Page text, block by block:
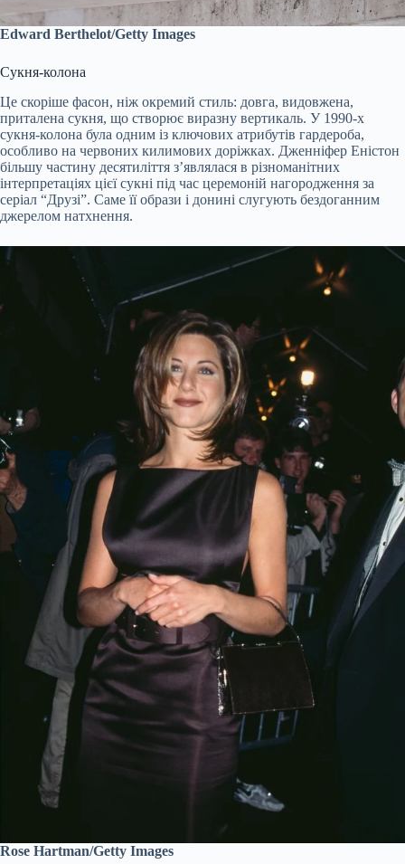
Edward Berthelot/Getty Images
Сукня-колона
Це скоріше фасон, ніж окремий стиль: довга, видовжена,
приталена сукня, що створює виразну вертикаль. У 1990-х
сукня-колона була одним із ключових атрибутів гардероба,
особливо на червоних килимових доріжках. Дженніфер Еністон
більшу частину десятиліття з’являлася в різноманітних
інтерпретаціях цієї сукні під час церемоній нагородження за
серіал “Друзі”. Саме її образи і донині слугують бездоганним
джерелом натхнення.
Rose Hartman/Getty Images